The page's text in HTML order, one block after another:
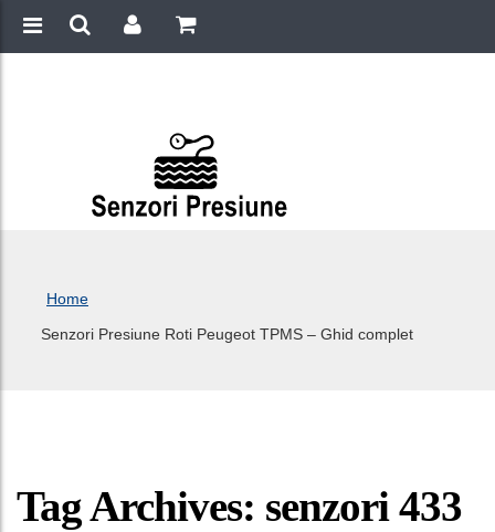
Home
Senzori Presiune Roti Peugeot TPMS – Ghid complet
Tag Archives: senzori 433